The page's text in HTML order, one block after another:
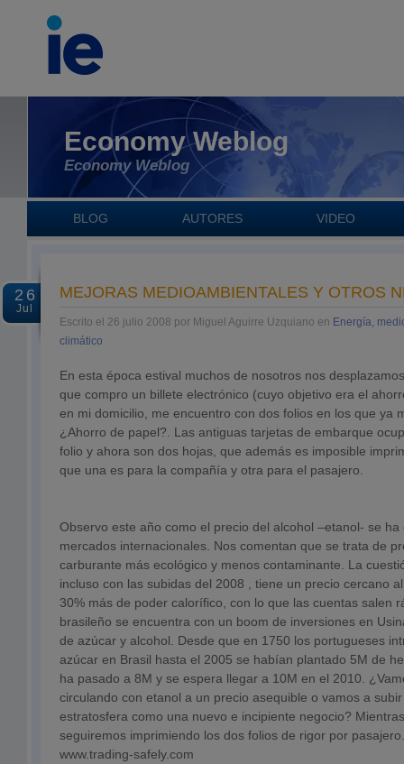
Economy Weblog
Economy Weblog
BLOG AUTORES VIDEO
26
Jul
MEJORAS MEDIOAMBIENTALES Y OTROS
Escrito el 26 julio 2008 por Miguel Aguirre Uzquiano en Energía,
climático
En esta época estival muchos de nosotros nos
que compro un billete electrónico (cuyo objetivo era el
en mi domicilio, me encuentro con dos folios en los que ya
¿Ahorro de papel?. Las antiguas tarjetas de embarque
folio y ahora son dos hojas, que además es imposible
que una es para la compañía y otra para el pasajero.
Observo este año como el precio del alcohol –etanol- se ha
mercados internacionales. Nos comentan que se trata de
carburante más ecológico y menos contaminante. La
incluso con las subidas del 2008 , tiene un precio cercano
30% más de poder calorífico, con lo que las cuentas salen
brasileño se encuentra con un boom de inversiones en
de azúcar y alcohol. Desde que en 1750 los portugueses
azúcar en Brasil hasta el 2005 se habían plantado 5M de
ha pasado a 8M y se espera llegar a 10M en el 2010.
circulando con etanol a un precio asequible o vamos a
estratosfera como una nuevo e incipiente negocio?
seguiremos imprimiendo los dos folios de rigor por pasajero.
www.trading-safely.com